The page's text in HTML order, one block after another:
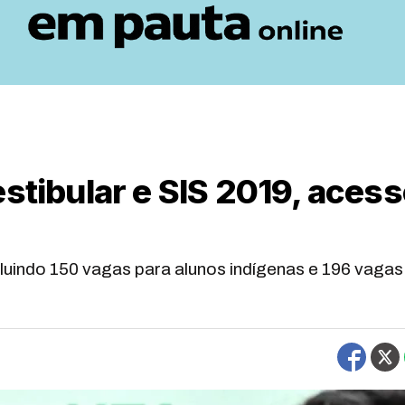
e SIS 2019,
150 vagas para alunos indígenas e 196 vagas